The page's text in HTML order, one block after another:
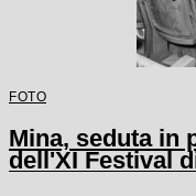
FOTO
Mina, seduta in
dell'XI Festival